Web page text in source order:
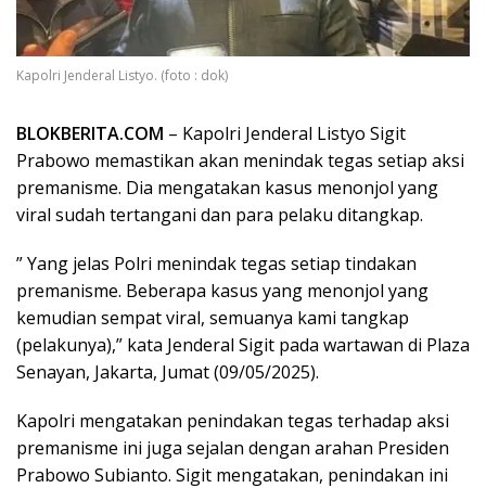
Kapolri Jenderal Listyo. (foto : dok)
BLOKBERITA.COM – Kapolri Jenderal Listyo Sigit
Prabowo memastikan akan menindak tegas setiap aksi
premanisme. Dia mengatakan kasus menonjol yang
viral sudah tertangani dan para pelaku ditangkap.
” Yang jelas Polri menindak tegas setiap tindakan
premanisme. Beberapa kasus yang menonjol yang
kemudian sempat viral, semuanya kami tangkap
(pelakunya),” kata Jenderal Sigit pada wartawan di Plaza
Senayan, Jakarta, Jumat (09/05/2025).
Kapolri mengatakan penindakan tegas terhadap aksi
premanisme ini juga sejalan dengan arahan Presiden
Prabowo Subianto. Sigit mengatakan, penindakan ini